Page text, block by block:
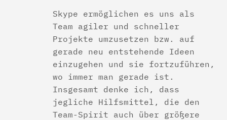
Skype ermöglichen es uns als
Team agiler und schneller
Projekte umzusetzen bzw. auf
gerade neu entstehende Ideen
einzugehen und sie fortzuführen,
wo immer man gerade ist.
Insgesamt denke ich, dass
jegliche Hilfsmittel, die den
Team-Spirit auch über größere